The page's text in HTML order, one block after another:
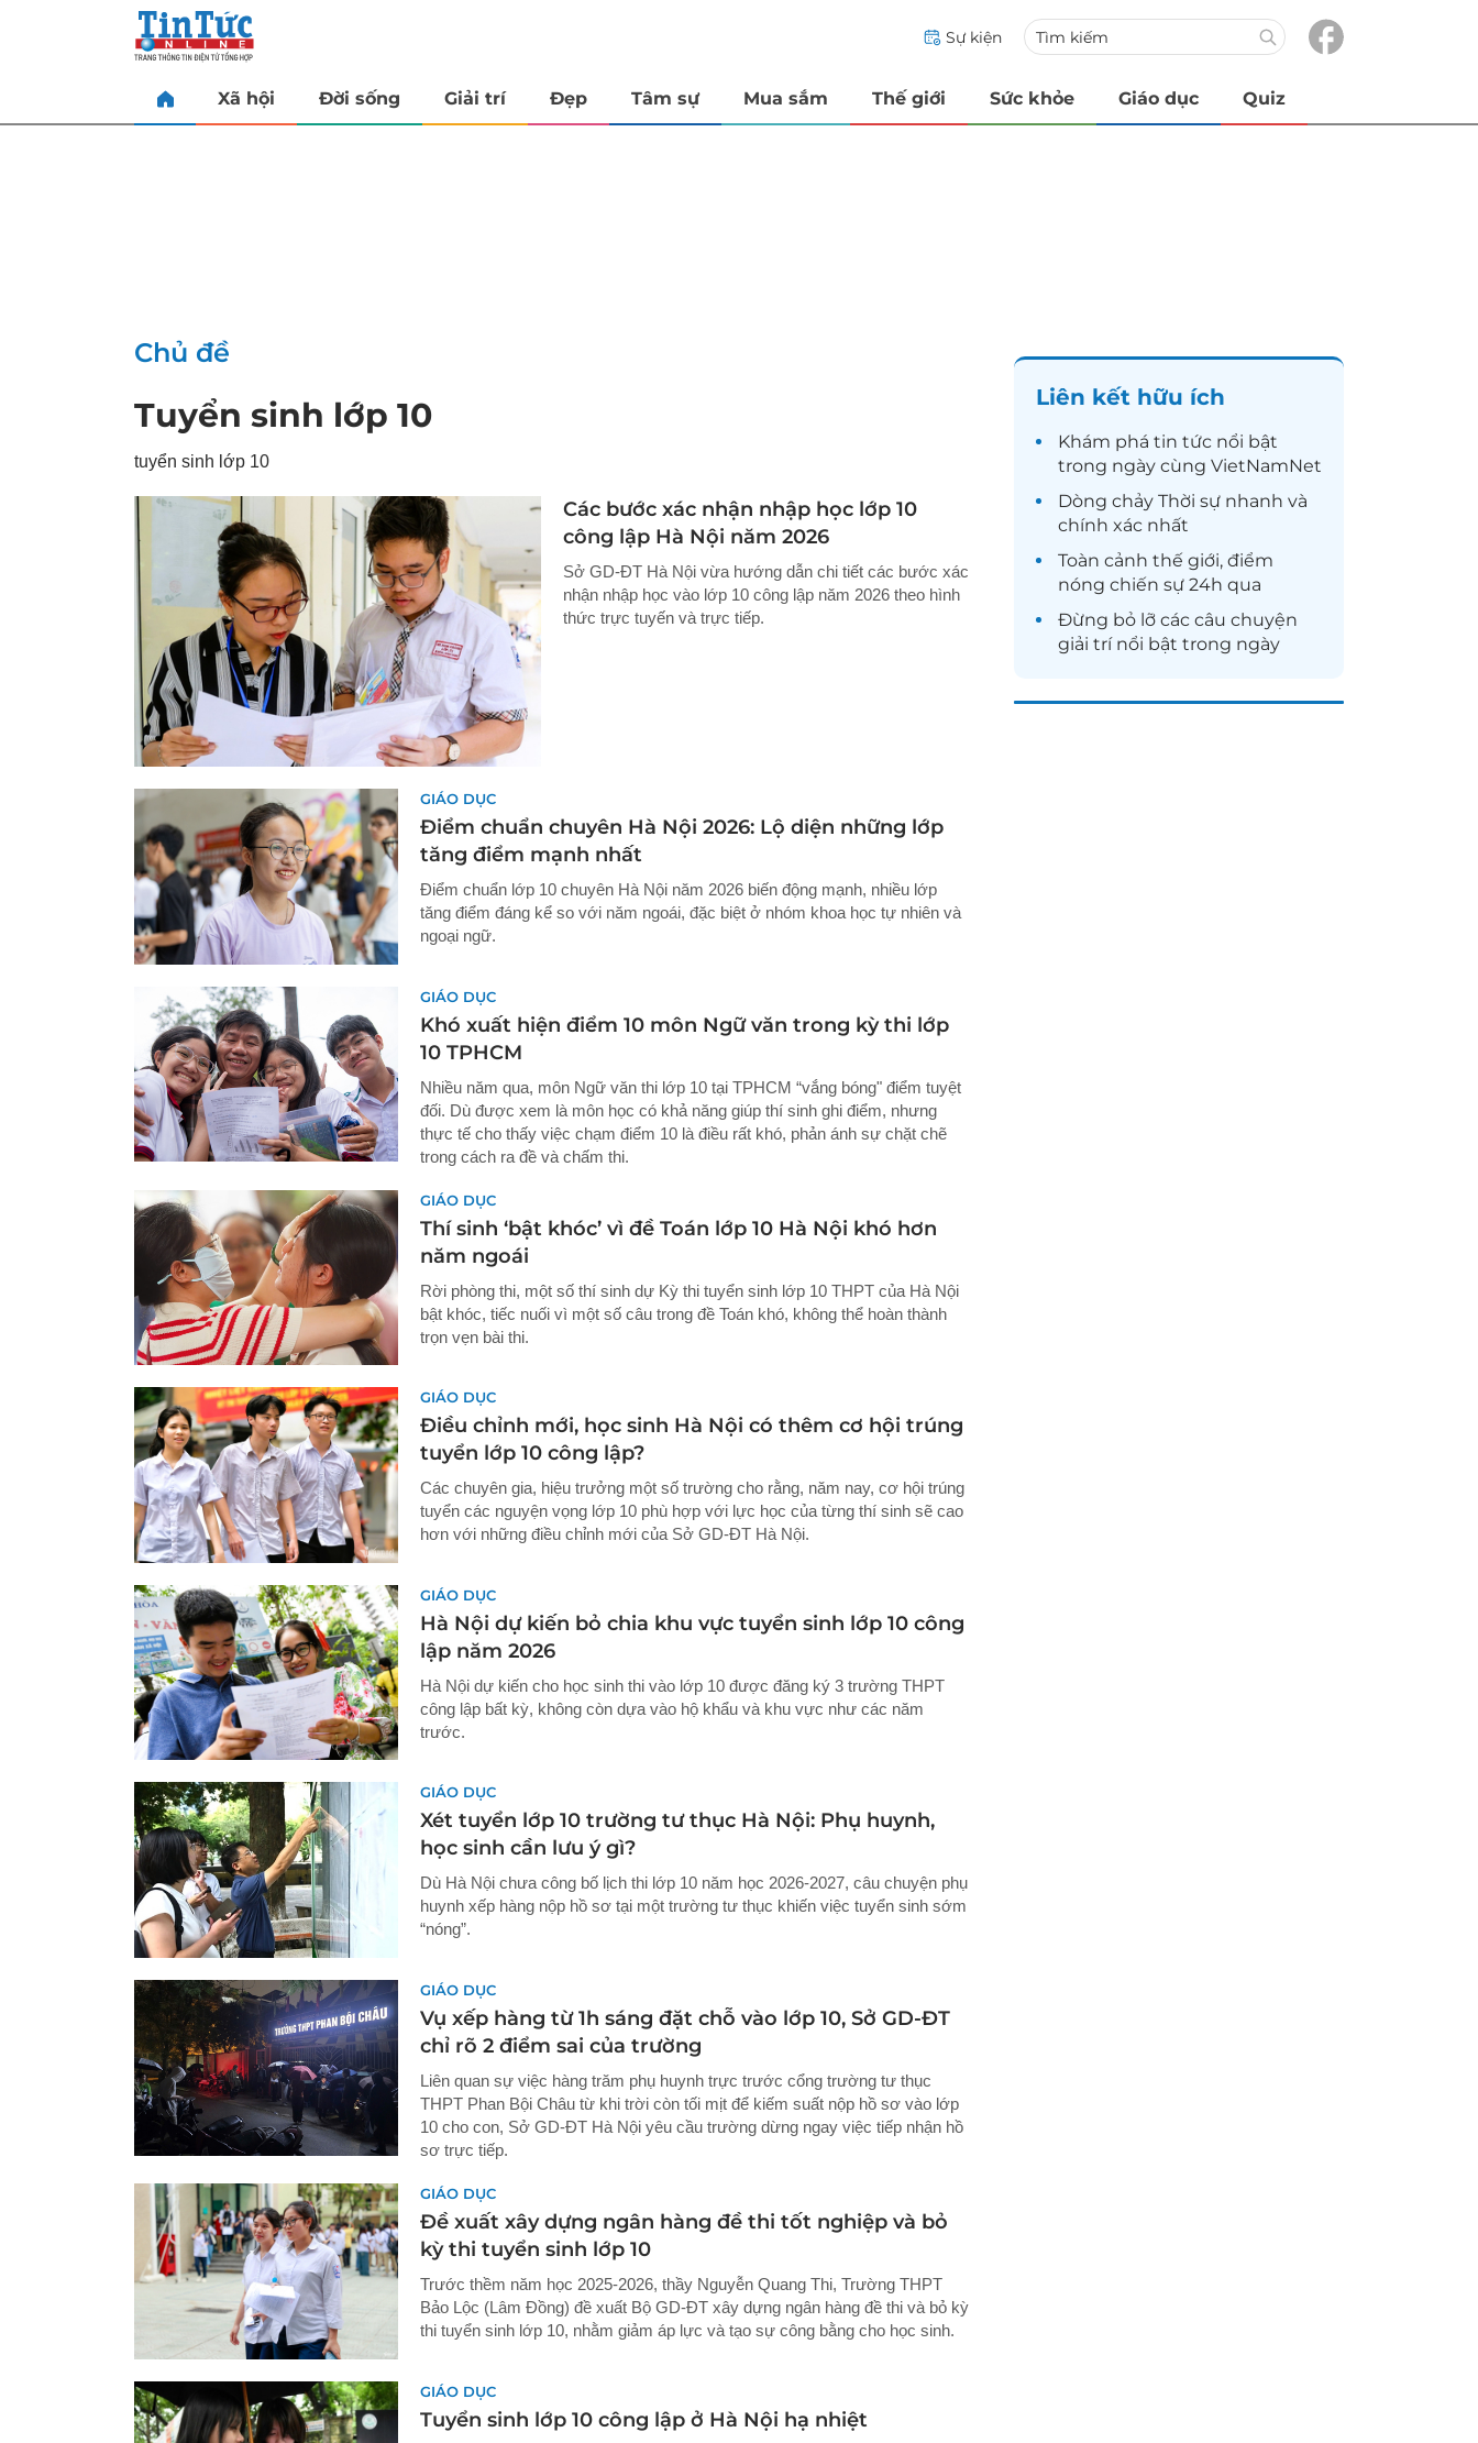
Sự kiện
Xã hội Đời sống Giải trí Đẹp Tâm sự Mua sắm Thế giới Sức khỏe Giáo dục Quiz
Chủ đề
Tuyển sinh lớp 10
tuyển sinh lớp 10
Các bước xác nhận nhập học lớp 10
công lập Hà Nội năm 2026
Sở GD-ĐT Hà Nội vừa hướng dẫn chi tiết các bước xác
nhận nhập học vào lớp 10 công lập năm 2026 theo hình
thức trực tuyến và trực tiếp.
GIÁO DỤC
Điểm chuẩn chuyên Hà Nội 2026: Lộ diện những lớp
tăng điểm mạnh nhất
Điểm chuẩn lớp 10 chuyên Hà Nội năm 2026 biến động mạnh, nhiều lớp
tăng điểm đáng kể so với năm ngoái, đặc biệt ở nhóm khoa học tự nhiên và
ngoại ngữ.
GIÁO DỤC
Khó xuất hiện điểm 10 môn Ngữ văn trong kỳ thi lớp
10 TPHCM
Nhiều năm qua, môn Ngữ văn thi lớp 10 tại TPHCM “vắng bóng" điểm tuyệt
đối. Dù được xem là môn học có khả năng giúp thí sinh ghi điểm, nhưng
thực tế cho thấy việc chạm điểm 10 là điều rất khó, phản ánh sự chặt chẽ
trong cách ra đề và chấm thi.
GIÁO DỤC
Thí sinh ‘bật khóc’ vì đề Toán lớp 10 Hà Nội khó hơn
năm ngoái
Rời phòng thi, một số thí sinh dự Kỳ thi tuyển sinh lớp 10 THPT của Hà Nội
bật khóc, tiếc nuối vì một số câu trong đề Toán khó, không thể hoàn thành
trọn vẹn bài thi.
GIÁO DỤC
Điều chỉnh mới, học sinh Hà Nội có thêm cơ hội trúng
tuyển lớp 10 công lập?
Các chuyên gia, hiệu trưởng một số trường cho rằng, năm nay, cơ hội trúng
tuyển các nguyện vọng lớp 10 phù hợp với lực học của từng thí sinh sẽ cao
hơn với những điều chỉnh mới của Sở GD-ĐT Hà Nội.
GIÁO DỤC
Hà Nội dự kiến bỏ chia khu vực tuyển sinh lớp 10 công
lập năm 2026
Hà Nội dự kiến cho học sinh thi vào lớp 10 được đăng ký 3 trường THPT
công lập bất kỳ, không còn dựa vào hộ khẩu và khu vực như các năm
trước.
GIÁO DỤC
Xét tuyển lớp 10 trường tư thục Hà Nội: Phụ huynh,
học sinh cần lưu ý gì?
Dù Hà Nội chưa công bố lịch thi lớp 10 năm học 2026-2027, câu chuyện phụ
huynh xếp hàng nộp hồ sơ tại một trường tư thục khiến việc tuyển sinh sớm
“nóng”.
GIÁO DỤC
Vụ xếp hàng từ 1h sáng đặt chỗ vào lớp 10, Sở GD-ĐT
chỉ rõ 2 điểm sai của trường
Liên quan sự việc hàng trăm phụ huynh trực trước cổng trường tư thục
THPT Phan Bội Châu từ khi trời còn tối mịt để kiếm suất nộp hồ sơ vào lớp
10 cho con, Sở GD-ĐT Hà Nội yêu cầu trường dừng ngay việc tiếp nhận hồ
sơ trực tiếp.
GIÁO DỤC
Đề xuất xây dựng ngân hàng đề thi tốt nghiệp và bỏ
kỳ thi tuyển sinh lớp 10
Trước thềm năm học 2025-2026, thầy Nguyễn Quang Thi, Trường THPT
Bảo Lộc (Lâm Đồng) đề xuất Bộ GD-ĐT xây dựng ngân hàng đề thi và bỏ kỳ
thi tuyển sinh lớp 10, nhằm giảm áp lực và tạo sự công bằng cho học sinh.
GIÁO DỤC
Tuyển sinh lớp 10 công lập ở Hà Nội hạ nhiệt
Liên kết hữu ích
Khám phá tin tức nổi bật
trong ngày cùng VietNamNet
Dòng chảy Thời sự nhanh và
chính xác nhất
Toàn cảnh thế giới, điểm
nóng chiến sự 24h qua
Đừng bỏ lỡ các câu chuyện
giải trínổi bật trong ngày